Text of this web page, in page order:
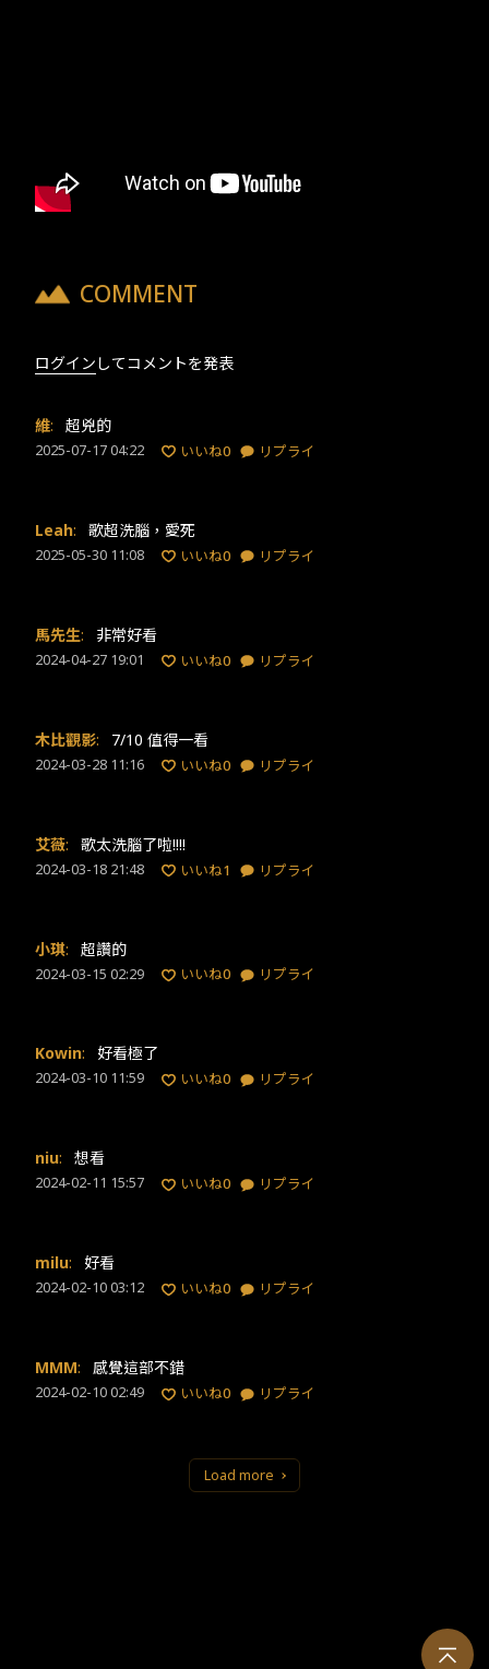
COMMENT
ログイン してコメントを発表
維: 超兇的
2025-07-17 04:22 いいね0 リプライ
Leah: 歌超洗腦，愛死
2025-05-30 11:08 いいね0 リプライ
馬先生: 非常好看
2024-04-27 19:01 いいね0 リプライ
木比觀影: 7/10 值得一看
2024-03-28 11:16 いいね0 リプライ
艾薇: 歌太洗腦了啦!!!!
2024-03-18 21:48 いいね1 リプライ
小琪: 超讚的
2024-03-15 02:29 いいね0 リプライ
Kowin: 好看極了
2024-03-10 11:59 いいね0 リプライ
niu: 想看
2024-02-11 15:57 いいね0 リプライ
milu: 好看
2024-02-10 03:12 いいね0 リプライ
MMM: 感覺這部不錯
2024-02-10 02:49 いいね0 リプライ
Load more